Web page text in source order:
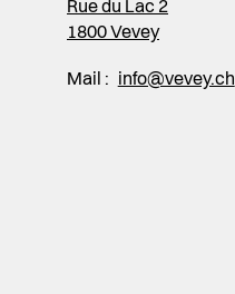
Rue du Lac 2
1800 Vevey
Mail : info@vevey.ch